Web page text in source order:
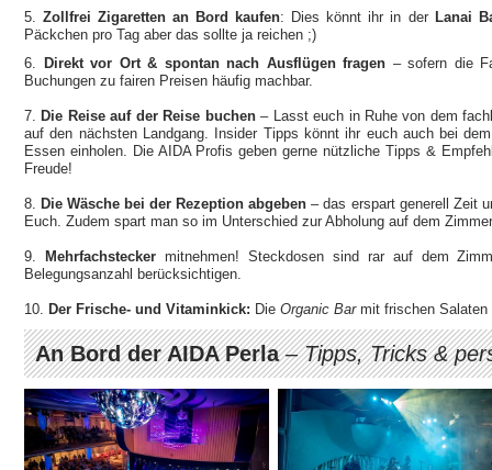
5.Zollfrei Zigaretten an Bord kaufen: Dies könnt ihr in der Lanai
Päckchen pro Tag aber das sollte ja reichen ;)
6.
Direkt vor Ort & spontan nach Ausflügen fragen – sofern die
Buchungen zu fairen Preisen häufig machbar.
7. Die Reise auf der Reise buchen– Lasst euch in Ruhe von dem
auf den nächsten Landgang. Insider Tipps könnt ihr euch auch bei
Essen einholen. Die AIDA Profis geben gerne nützliche Tipps &
Freude!
8. Die Wäsche bei der Rezeption abgeben – das erspart generell Zeit
Euch. Zudem spart man so im Unterschied zur Abholung auf dem
9. Mehrfachstecker mitnehmen! Steckdosen sind rar auf dem
Belegungsanzahl berücksichtigen.
10. Der Frische- und Vitaminkick: Die Organic Bar mit frischen
An Bord der AIDA Perla–Tipps, Tricks &